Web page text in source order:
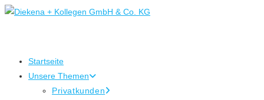
Zum
Startseite
Unsere Themen
Privatkunden